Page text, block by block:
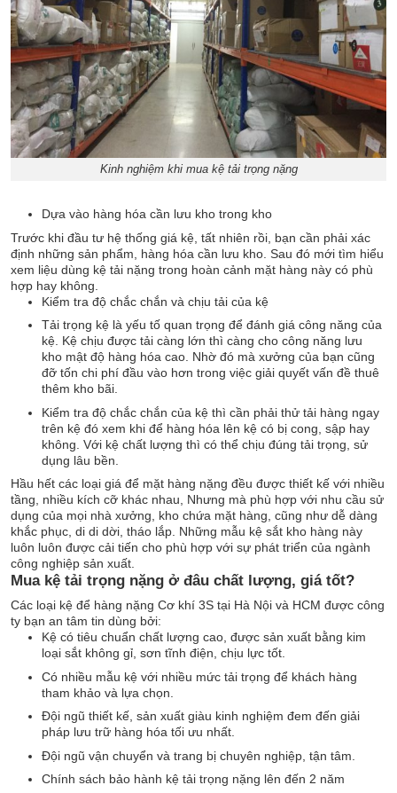
Kinh nghiệm khi mua kệ tải trọng nặng
Dựa vào hàng hóa cần lưu kho trong kho
Trước khi đầu tư hệ thống giá kệ, tất nhiên rồi, bạn cần phải xác
định những sản phẩm, hàng hóa cần lưu kho. Sau đó mới tìm hiểu
xem liệu dùng kệ tải nặng trong hoàn cảnh mặt hàng này có phù
hợp hay không.
Kiểm tra độ chắc chắn và chịu tải của kệ
Tải trọng kệ là yếu tố quan trọng để đánh giá công năng của
kệ. Kệ chịu được tải càng lớn thì càng cho công năng lưu
kho mật độ hàng hóa cao. Nhờ đó mà xưởng của bạn cũng
đỡ tốn chi phí đầu vào hơn trong việc giải quyết vấn đề thuê
thêm kho bãi.
Kiểm tra độ chắc chắn của kệ thì cần phải thử tải hàng ngay
trên kệ đó xem khi để hàng hóa lên kệ có bị cong, sập hay
không. Với kệ chất lượng thì có thể chịu đúng tải trọng, sử
dụng lâu bền.
Hầu hết các loại giá để mặt hàng nặng đều được thiết kế với nhiều
tầng, nhiều kích cỡ khác nhau, Nhưng mà phù hợp với nhu cầu sử
dụng của mọi nhà xưởng, kho chứa mặt hàng, cũng như dễ dàng
khắc phục, di di dời, tháo lắp. Những mẫu kệ sắt kho hàng này
luôn luôn được cải tiến cho phù hợp với sự phát triển của ngành
công nghiệp sản xuất.
Mua kệ tải trọng nặng ở đâu chất lượng, giá tốt?
Các loại kệ để hàng nặng Cơ khí 3S tại Hà Nội và HCM được công
ty bạn an tâm tin dùng bởi:
Kệ có tiêu chuẩn chất lượng cao, được sản xuất bằng kim
loại sắt không gỉ, sơn tĩnh điện, chịu lực tốt.
Có nhiều mẫu kệ với nhiều mức tải trọng để khách hàng
tham khảo và lựa chọn.
Đội ngũ thiết kế, sản xuất giàu kinh nghiệm đem đến giải
pháp lưu trữ hàng hóa tối ưu nhất.
Đội ngũ vận chuyển và trang bị chuyên nghiệp, tận tâm.
Chính sách bảo hành kệ tải trọng nặng lên đến 2 năm